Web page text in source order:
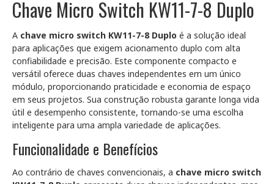
Chave Micro Switch KW11-7-8 Duplo
A chave micro switch KW11-7-8 Duplo é a solução ideal
para aplicações que exigem acionamento duplo com alta
confiabilidade e precisão. Este componente compacto e
versátil oferece duas chaves independentes em um único
módulo, proporcionando praticidade e economia de espaço
em seus projetos. Sua construção robusta garante longa vida
útil e desempenho consistente, tornando-se uma escolha
inteligente para uma ampla variedade de aplicações.
Funcionalidade e Benefícios
Ao contrário de chaves convencionais, a chave micro switch